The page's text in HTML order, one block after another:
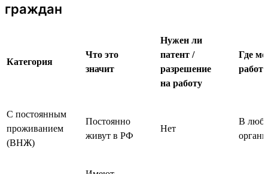
граждан
Категория
Что это
значит
Нужен ли
патент /
разрешение
на работу
Где
С постоянным
проживанием
(ВНЖ)
Постоянно
живут в РФ
Нет
В